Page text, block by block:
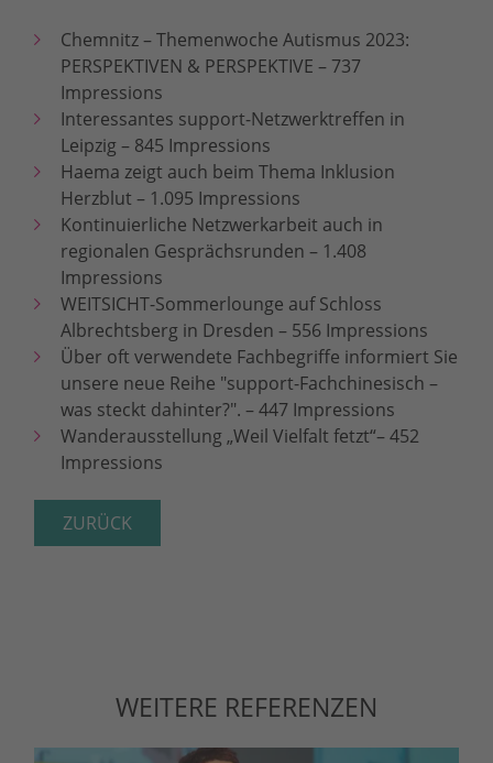
Chemnitz – Themenwoche Autismus 2023:
PERSPEKTIVEN & PERSPEKTIVE – 737
Impressions
Interessantes support-Netzwerktreffen in
Leipzig – 845 Impressions
Haema zeigt auch beim Thema Inklusion
Herzblut – 1.095 Impressions
Kontinuierliche Netzwerkarbeit auch in
regionalen Gesprächsrunden – 1.408
Impressions
WEITSICHT-Sommerlounge auf Schloss
Albrechtsberg in Dresden – 556 Impressions
Über oft verwendete Fachbegriffe informiert Sie
unsere neue Reihe "support-Fachchinesisch –
was steckt dahinter?". – 447 Impressions
Wanderausstellung „Weil Vielfalt fetzt“– 452
Impressions
ZURÜCK
WEITERE REFERENZEN